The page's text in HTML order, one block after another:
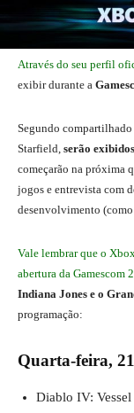
Através do seu perfil
exibir durante a
Segundo
Starfield, serão
começarão na próxima
jogos e entrevista com
desenvolvimento
Vale lembrar que o
abertura da Gamescom
Indiana Jones e o
programação:
Quarta-feira,
Diablo IV: